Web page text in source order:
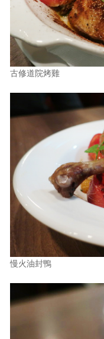
古修道院烤雞
慢火油封鴨